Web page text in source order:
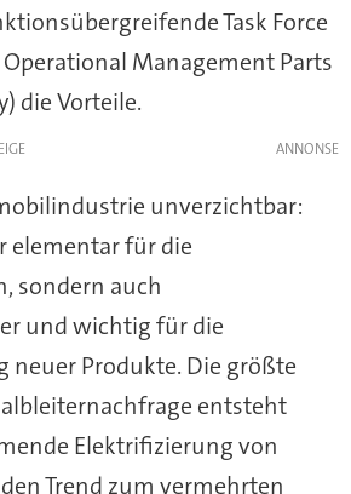
Task Force
Operational Management Parts
die Vorteile.
unverzichtbar:
elementar für die
sondern auch
und wichtig für die
Produkte. Die größte
entsteht
Elektrifizierung von
Trend zum vermehrten